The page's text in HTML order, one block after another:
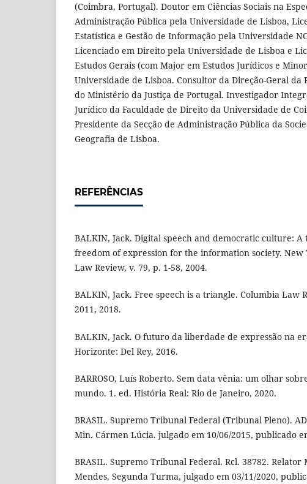
(Coimbra, Portugal). Doutor em Ciências Sociais na
Administração Pública pela Universidade de Lisboa,
Estatística e Gestão de Informação pela Universidade
Licenciado em Direito pela Universidade de Lisboa e
Estudos Gerais (com Major em Estudos Jurídicos e
Universidade de Lisboa. Consultor da Direção-Geral da
do Ministério da Justiça de Portugal. Investigador
Jurídico da Faculdade de Direito da Universidade de
Presidente da Secção de Administração Pública da
Geografia de Lisboa.
REFERÊNCIAS
BALKIN, Jack. Digital speech and democratic culture: A
freedom of expression for the information society. New
Law Review, v. 79, p. 1-58, 2004.
BALKIN, Jack. Free speech is a triangle. Columbia Law
2011, 2018.
BALKIN, Jack. O futuro da liberdade de expressão na
Horizonte: Del Rey, 2016.
BARROSO, Luís Roberto. Sem data vênia: um olhar
mundo. 1. ed. História Real: Rio de Janeiro, 2020.
BRASIL. Supremo Tribunal Federal (Tribunal Pleno).
Min. Cármen Lúcia. julgado em 10/06/2015, publicado
BRASIL. Supremo Tribunal Federal. Rcl. 38782. Relator
Mendes, Segunda Turma, julgado em 03/11/2020,